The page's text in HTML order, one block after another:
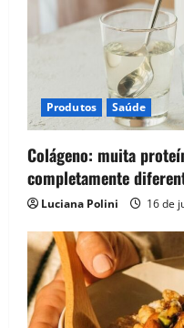
Produtos Saúde
Colágeno: muita
completamente
Luciana Polini 16 de